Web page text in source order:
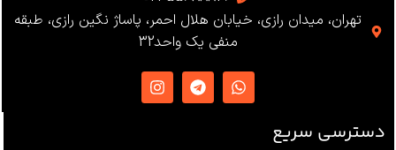
EN12841 ،EN341 ،ANSI Z359
،NFPA1983
ساخت
تهران، میدان رازی، خیابان هلال احمر، پاساژ نگین رازی، طبقه
منفی یک واحد32
دسترسی سریع